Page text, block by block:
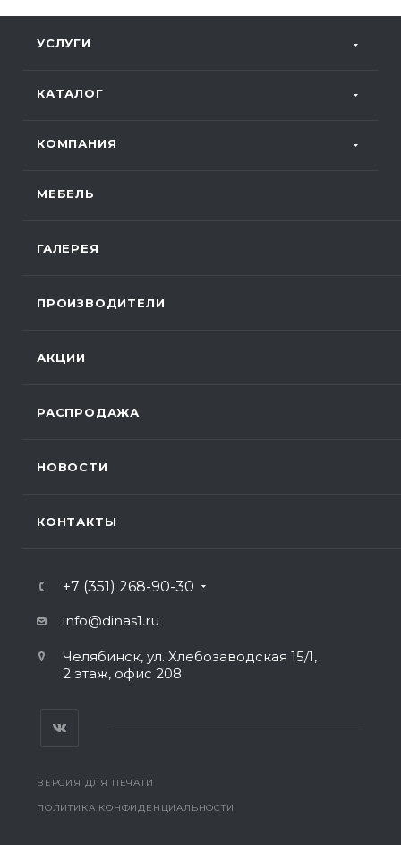
УСЛУГИ
КАТАЛОГ
КОМПАНИЯ
МЕБЕЛЬ
ГАЛЕРЕЯ
ПРОИЗВОДИТЕЛИ
АКЦИИ
РАСПРОДАЖА
НОВОСТИ
КОНТАКТЫ
+7 (351) 268-90-30
info@dinas1.ru
Челябинск, ул. Хлебозаводская 15/1,
2 этаж, офис 208
ВЕРСИЯ ДЛЯ ПЕЧАТИ
ПОЛИТИКА КОНФИДЕНЦИАЛЬНОСТИ